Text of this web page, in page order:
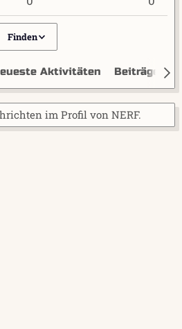
Finden
Aktivitäten Beiträge
im Profil von NERF.